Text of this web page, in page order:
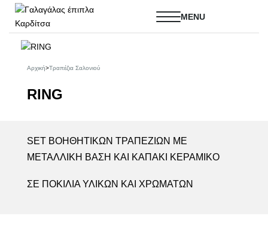
Αρχική>Τραπέζια Σαλονιού
RING
SET ΒΟΗΘΗΤΙΚΩΝ ΤΡΑΠΕΖΙΩΝ ΜΕ
ΜΕΤΑΛΛΙΚΗ ΒΑΣΗ ΚΑΙ ΚΑΠΑΚΙ ΚΕΡΑΜΙΚΟ
ΣΕ ΠΟΚΙΛΙΑ ΥΛΙΚΩΝ ΚΑΙ ΧΡΩΜΑΤΩΝ